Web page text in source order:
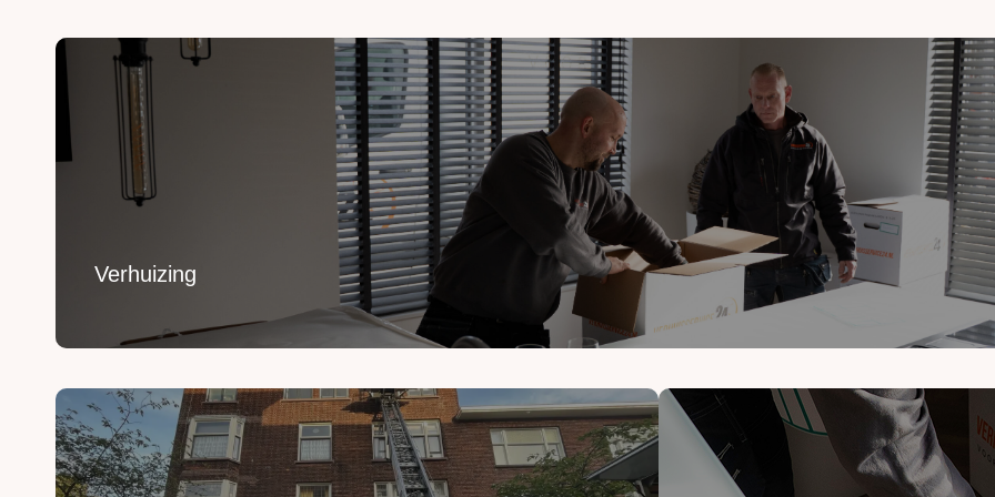
Verhuizing
Verhuizing
Uw inboedel van A naar B verhuizen? Wij regelen het van A tot Z.